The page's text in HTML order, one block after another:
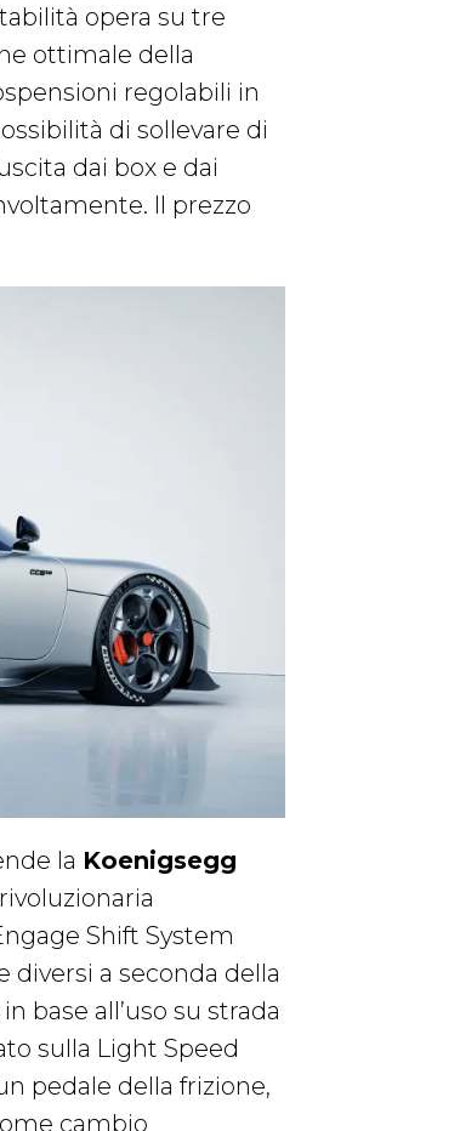
opera su tre
ottimale della
regolabili in
di sollevare di
dai box e dai
Il prezzo
la Koenigsegg
Shift System
diversi a seconda della
base all’uso su strada
sulla Light Speed
pedale della frizione,
cambio